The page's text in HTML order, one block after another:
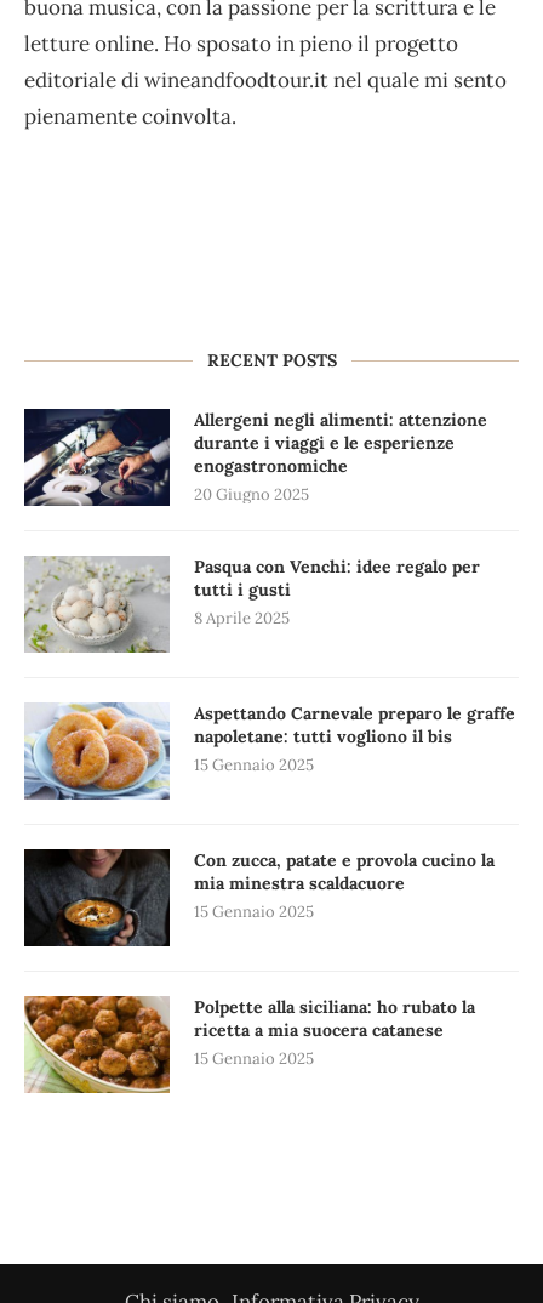
buona musica, con la passione per la scrittura e le
letture online. Ho sposato in pieno il progetto
editoriale di wineandfoodtour.it nel quale mi sento
pienamente coinvolta.
RECENT POSTS
Allergeni negli alimenti: attenzione
durante i viaggi e le esperienze
enogastronomiche
20 Giugno 2025
Pasqua con Venchi: idee regalo per
tutti i gusti
8 Aprile 2025
Aspettando Carnevale preparo le graffe
napoletane: tutti vogliono il bis
15 Gennaio 2025
Con zucca, patate e provola cucino la
mia minestra scaldacuore
15 Gennaio 2025
Polpette alla siciliana: ho rubato la
ricetta a mia suocera catanese
15 Gennaio 2025